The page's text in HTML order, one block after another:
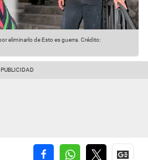
eliminarlo de Esto es guerra. Crédito: